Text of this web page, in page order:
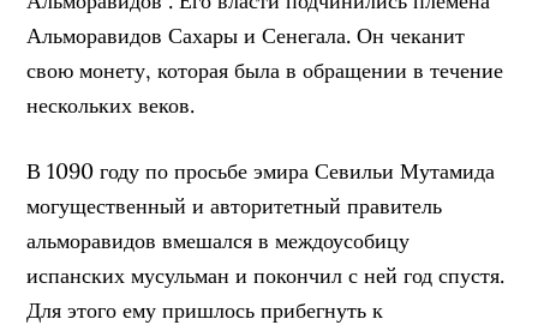
Альморавидов Сахары и Сенегала. Он чеканит
свою монету, которая была в обращении в течение
нескольких веков.
В 1090 году по просьбе эмира Севильи Мутамида
могущественный и авторитетный правитель
альморавидов вмешался в междоусобицу
испанских мусульман и покончил с ней год спустя.
Для этого ему пришлось прибегнуть к